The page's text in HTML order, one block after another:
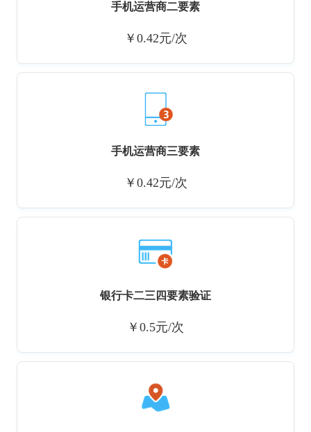
手机运营商二要素
￥0.42元/次
手机运营商三要素
￥0.42元/次
银行卡二三四要素验证
￥0.5元/次